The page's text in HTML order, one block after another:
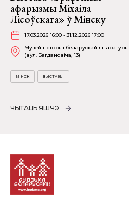
афарызмы Міхаіла
Лісоўскага» ў Мінску
17.03.2026 16:00 - 31.12.2026 17:00
Музей гісторыі беларускай літаратуры
(вул. Багдановіча, 13)
МІНСК ВЫСТАВЫ
ЧЫТАЦЬ ЯШЧЭ